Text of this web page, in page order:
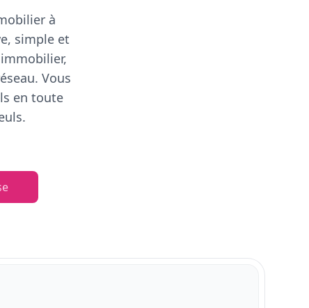
à
simple et
Vous
en toute